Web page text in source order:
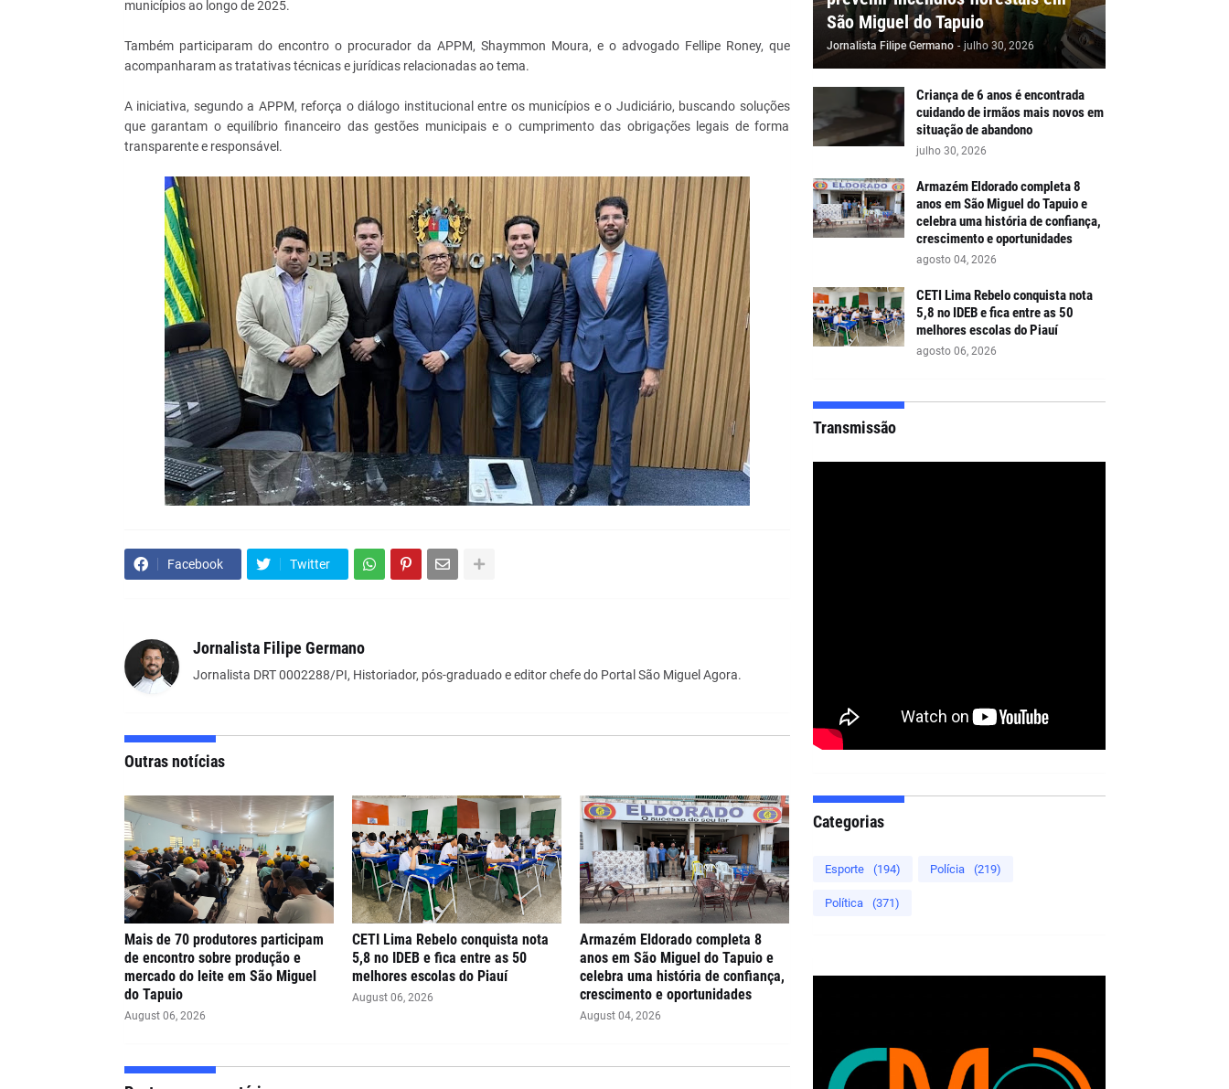
municípios ao longo de 2025.
Também participaram do encontro o procurador da APPM, Shaymmon Moura, e o advogado Fellipe Roney, que
acompanharam as tratativas técnicas e jurídicas relacionadas ao tema.
A iniciativa, segundo a APPM, reforça o diálogo institucional entre os municípios e o Judiciário, buscando soluções
que garantam o equilíbrio financeiro das gestões municipais e o cumprimento das obrigações legais de forma
transparente e responsável.
Facebook Twitter
Jornalista Filipe Germano
Jornalista DRT 0002288/PI, Historiador, pós-graduado e editor chefe do Portal São Miguel Agora.
Outras notícias
Mais de 70 produtores participam
de encontro sobre produção e
mercado do leite em São Miguel
do Tapuio
August 06, 2026
CETI Lima Rebelo conquista nota
5,8 no IDEB e fica entre as 50
melhores escolas do Piauí
August 06, 2026
Armazém Eldorado completa 8
anos em São Miguel do Tapuio e
celebra uma história de confiança,
crescimento e oportunidades
August 04, 2026
São Miguel do Tapuio
Jornalista Filipe Germano - julho 30, 2026
Criança de 6 anos é encontrada
cuidando de irmãos mais novos em
situação de abandono
julho 30, 2026
Armazém Eldorado completa 8
anos em São Miguel do Tapuio e
celebra uma história de confiança,
crescimento e oportunidades
agosto 04, 2026
CETI Lima Rebelo conquista nota
5,8 no IDEB e fica entre as 50
melhores escolas do Piauí
agosto 06, 2026
Transmissão
Categorias
Esporte (194) Polícia (219)
Política (371)